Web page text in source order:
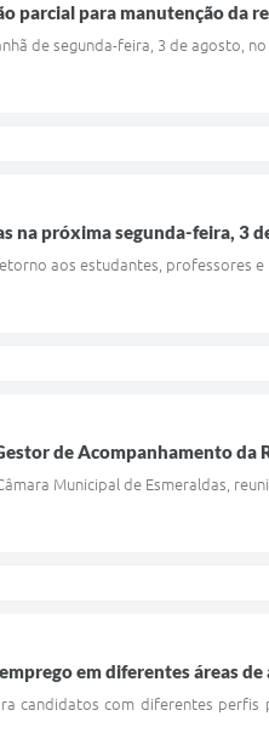
parcial para manutenção da
de segunda-feira, 3 de agosto,
na próxima segunda-feira, 3
aos estudantes, professores
de Acompanhamento da
Municipal de Esmeraldas,
em diferentes áreas
candidatos com diferentes perfis